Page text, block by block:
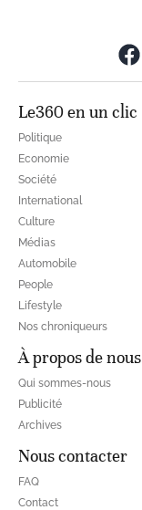
Le360 en un clic
Politique
Economie
Société
International
Culture
Médias
Automobile
People
Lifestyle
Nos chroniqueurs
À propos de nous
Qui sommes-nous
Publicité
Archives
Nous contacter
FAQ
Contact